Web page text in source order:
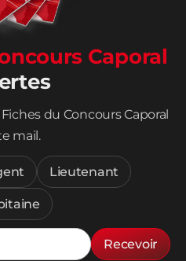
Caporal
du Concours Caporal
mail.
Lieutenant
Recevoir